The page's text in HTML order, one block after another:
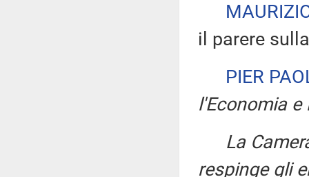
il parere
PIER
l'Economia e
La
respinge gli